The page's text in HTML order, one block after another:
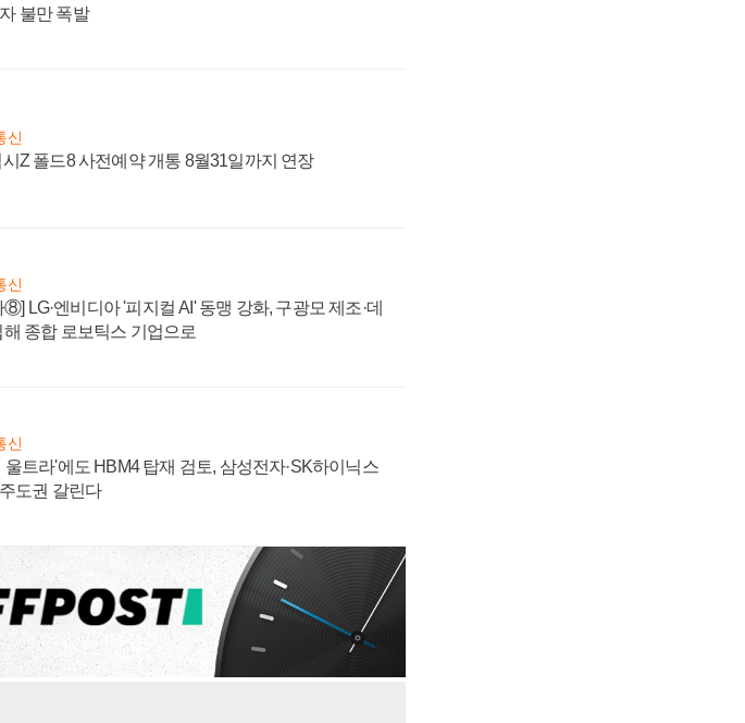
불만 폭발
신
Z 폴드8 사전예약 개통 8월31일까지 연장
신
LG·엔비디아 '피지컬 AI' 동맹 강화, 구광모 제조·데
해 종합 로보틱스 기업으로
신
울트라'에도 HBM4 탑재 검토, 삼성전자·SK하이닉스
도권 갈린다